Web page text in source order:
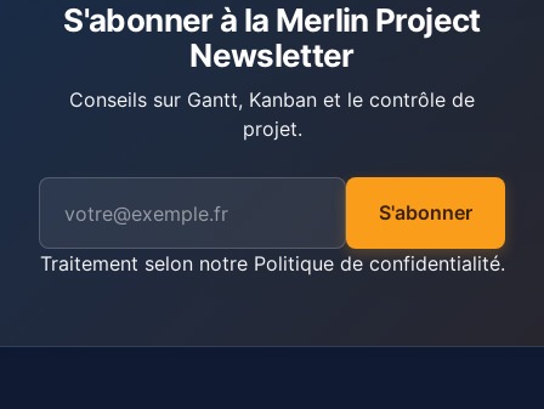
S'abonner à la Merlin Project
Newsletter
Conseils sur Gantt, Kanban et le contrôle de
projet.
S'abonner
Traitement selon notre Politique de confidentialité.